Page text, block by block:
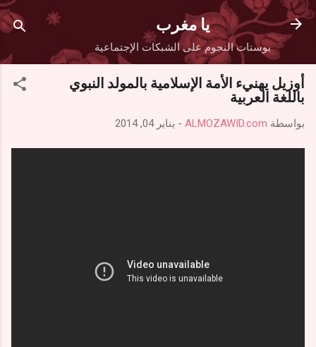
التخطي إلى المحتوى الرئيسي
يا مغرب
بوستات النجوم على الشبكات الإجتماعية
أوزيل يهنيء الأمة الإسلامية بالمولد النبوي
باللغة العربية
بواسطة ALMOZAWID.com
- يناير 04, 2014